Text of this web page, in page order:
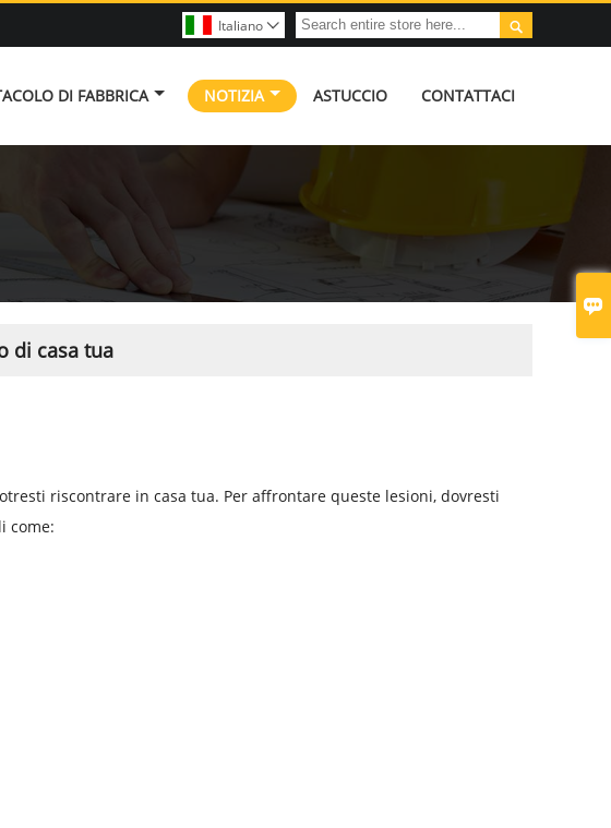


Italiano 
DI FABBRICA NOTIZIA ASTUCCIO CONTATTACI
di casa tua
riscontrare in casa tua. Per affrontare queste lesioni, dovresti
come: